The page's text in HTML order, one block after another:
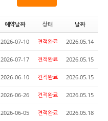
예약날짜 상태 날짜
2026-07-10 견적완료 2026.05.14
2026-07-17 견적완료 2026.05.15
2026-06-10 견적완료 2026.05.15
2026-06-26 견적완료 2026.05.15
2026-06-05 견적완료 2026.05.18